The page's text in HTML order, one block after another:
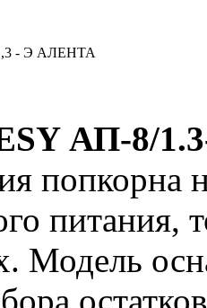
- Э АЛЕНТА
АП-8/
попкорна
питания,
Модель